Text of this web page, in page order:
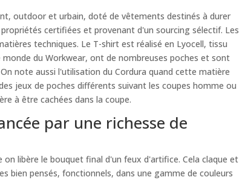
outdoor et urbain, doté de vêtements destinés à durer
certifiées et provenant d'un sourcing sélectif. Les
techniques. Le T-shirt est réalisé en Lyocell, tissu
du Workwear, ont de nombreuses poches et sont
note aussi l'utilisation du Cordura quand cette matière
jeux de poches différents suivant les coupes homme ou
à être cachées dans la coupe.
par une richesse de
libère le bouquet final d'un feux d'artifice. Cela claque et
bien pensés, fonctionnels, dans une gamme de couleurs